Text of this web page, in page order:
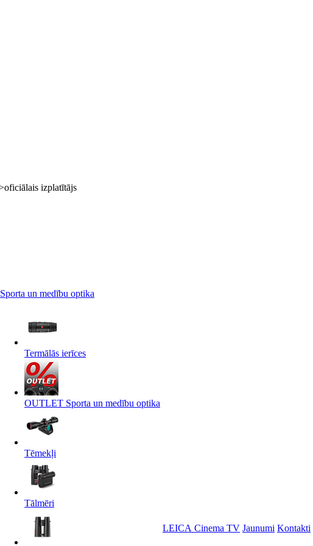
Sporta un medību optika
Termālās ierīces
OUTLET Sporta un medību optika
Tēmekļi
Tālmēri
LEICA Cinema TV Jaunumi Kontakti